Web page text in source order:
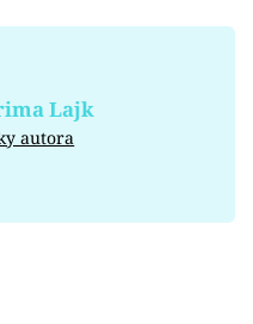
Lajk
autora